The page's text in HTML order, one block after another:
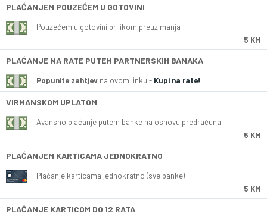
PLAĆANJEM POUZEĆEM U GOTOVINI
Pouzećem u gotovini prilikom preuzimanja
5 KM
PLAĆANJE NA RATE PUTEM PARTNERSKIH BANAKA
Popunite zahtjev na ovom linku - Kupi na rate!
VIRMANSKOM UPLATOM
Avansno plaćanje putem banke na osnovu predračuna
5 KM
PLAĆANJEM KARTICAMA JEDNOKRATNO
Plaćanje karticama jednokratno (sve banke)
5 KM
PLAĆANJE KARTICOM DO 12 RATA